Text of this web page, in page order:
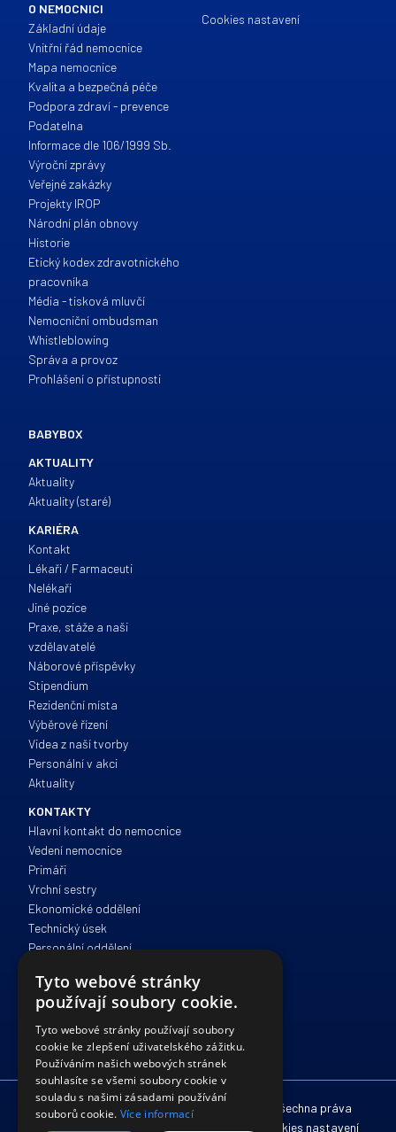
O NEMOCNICI
Základní údaje
Vnitřní řád nemocnice
Mapa nemocnice
Kvalita a bezpečná péče
Podpora zdraví - prevence
Podatelna
Informace dle 106/1999 Sb.
Výroční zprávy
Veřejné zakázky
Projekty IROP
Národní plán obnovy
Historie
Etický kodex zdravotnického
pracovníka
Média - tisková mluvčí
Nemocniční ombudsman
Whistleblowing
Správa a provoz
Prohlášení o přístupnosti
Cookies nastavení
BABYBOX
AKTUALITY
Aktuality
Aktuality (staré)
KARIÉRA
Kontakt
Lékaři / Farmaceuti
Nelékaři
Jiné pozice
Praxe, stáže a naši
vzdělavatelé
Náborové příspěvky
Stipendium
Rezidenční místa
Výběrové řízení
Videa z naší tvorby
Personální v akci
Aktuality
KONTAKTY
Hlavní kontakt do nemocnice
Vedení nemocnice
Primáři
Vrchní sestry
Ekonomické oddělení
Technický úsek
Personální oddělení
Správa a provoz
IT oddělení
Právní oddělení
© 2012 - 2026 Nemocnice Havlíčkův Brod. Všechna práva
Cookies nastavení
Tyto webové stránky
používají soubory cookie.
Tyto webové stránky používají soubory
cookie ke zlepšení uživatelského zážitku.
Používáním našich webových stránek
souhlasíte se všemi soubory cookie v
souladu s našimi zásadami používání
souborů cookie. Více informací